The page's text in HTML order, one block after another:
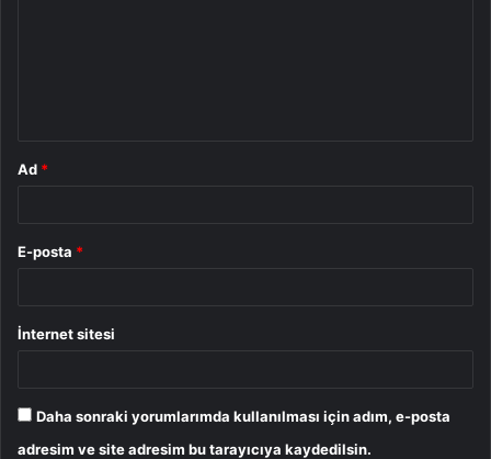
Ad *
E-posta *
İnternet sitesi
Daha sonraki yorumlarımda kullanılması için adım, e-posta
adresim ve site adresim bu tarayıcıya kaydedilsin.